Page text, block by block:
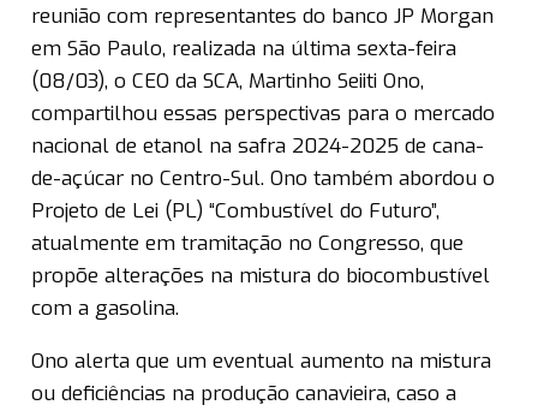
reunião com representantes do banco JP Morgan
em São Paulo, realizada na última sexta-feira
(08/03), o CEO da SCA, Martinho Seiiti Ono,
compartilhou essas perspectivas para o mercado
nacional de etanol na safra 2024-2025 de cana-
de-açúcar no Centro-Sul. Ono também abordou o
Projeto de Lei (PL) “Combustível do Futuro”,
atualmente em tramitação no Congresso, que
propõe alterações na mistura do biocombustível
com a gasolina.
Ono alerta que um eventual aumento na mistura
ou deficiências na produção canavieira, caso a